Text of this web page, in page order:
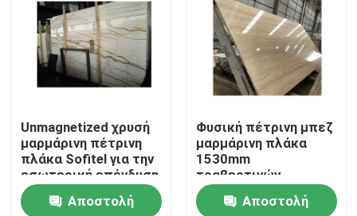
Επισκεψή εργοστασίου
Έλεγχος ποιότητας
Επικοινωνήστε μαζί μας
Ειδήσεις
Unmagnetized χρυσή
μαρμάρινη πέτρινη
πλάκα Sofitel για την
εσωτερική επένδυση
τοίχων
Αποστολή
Φυσική πέτρινη μπεζ
μαρμάρινη πλάκα
1530mm
τραβερτινών
τυποποιημένο
μέγεθος πάχους
Αποστολή